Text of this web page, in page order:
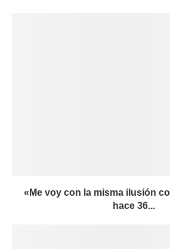
«Me voy con la misma ilusión
hace 36...